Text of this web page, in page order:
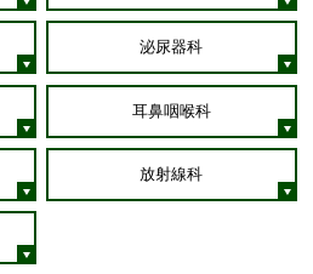
泌尿器科
耳鼻咽喉科
放射線科